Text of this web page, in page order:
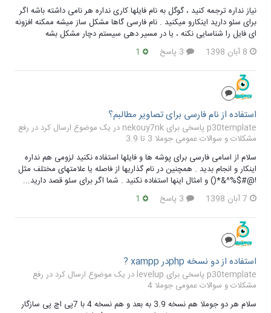
نیاز نداره ترجمه کنید ، گوگل به نام فایلها کاری نداره هر نامی داشته باشه اگر
برای سئو دارید اینکارو میکنید . نام فارسی گاها مشکل ساز میشه ممکنه افزونه
ای فایل را شناسایی نکنه ، یا در مسیر دهی سیستم دچار مشکل بشه
8 آبان 1398
استفاده از نام فارسی برای تصاویر مطالبم؟
p30template پاسخی برای nekouy7nk در یک موضوع ارسال کرد در
رفع
مشکلات و سوالات عمومی جوملا 3 تا 3.9
سلام از اسامی فارسی برای پوشه ها و فایلها استفاده نکنید لزومی هم نداره
اینکار و انجام بدید . همچنین در نام گذاریها از فاصله یا علامتهای مختلف مثل
!@#$%^&*() و امثال اینها استفاده نکنید . شما اگر برای سئو قصد دارید...
7 آبان 1398
استفاده از دو نسخه phpدر xampp ?
p30template پاسخی برای levelup در یک موضوع ارسال کرد در
رفع
مشکلات و سوالات عمومی جوملا 4
سلام هر دو جوملا هم نسخه 3.9 به بعد و هم نسخه 4 با 7پی اچ پی سازگار